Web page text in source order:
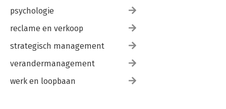
psychologie
reclame en verkoop
strategisch management
verandermanagement
werk en loopbaan